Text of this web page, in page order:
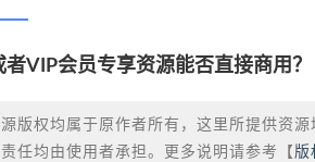
VIP会员专享资源能否直接商用？
版权均属于原作者所有，这里所提供资
任均由使用者承担。更多说明请参考【 版